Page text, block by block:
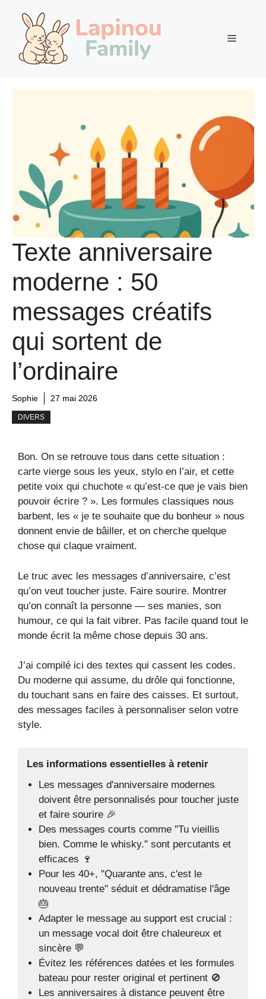
contenu
Menu
Texte anniversaire
moderne : 50
messages créatifs
qui sortent de
l’ordinaire
Sophie 27 mai 2026
DIVERS
Bon. On se retrouve tous dans cette situation :
carte vierge sous les yeux, stylo en l’air, et cette
petite voix qui chuchote « qu’est-ce que je vais bien
pouvoir écrire ? ». Les formules classiques nous
barbent, les « je te souhaite que du bonheur » nous
donnent envie de bâiller, et on cherche quelque
chose qui claque vraiment.
Le truc avec les messages d’anniversaire, c’est
qu’on veut toucher juste. Faire sourire. Montrer
qu’on connaît la personne — ses manies, son
humour, ce qui la fait vibrer. Pas facile quand tout le
monde écrit la même chose depuis 30 ans.
J’ai compilé ici des textes qui cassent les codes.
Du moderne qui assume, du drôle qui fonctionne,
du touchant sans en faire des caisses. Et surtout,
des messages faciles à personnaliser selon votre
style.
Les informations essentielles à retenir
Les messages d'anniversaire modernes
doivent être personnalisés pour toucher juste
et faire sourire 🎉
Des messages courts comme "Tu vieillis
bien. Comme le whisky." sont percutants et
efficaces 🍷
Pour les 40+, "Quarante ans, c'est le
nouveau trente" séduit et dédramatise l'âge
🎂
Adapter le message au support est crucial :
un message vocal doit être chaleureux et
sincère 💬
Évitez les références datées et les formules
bateau pour rester original et pertinent 🚫
Les anniversaires à distance peuvent être